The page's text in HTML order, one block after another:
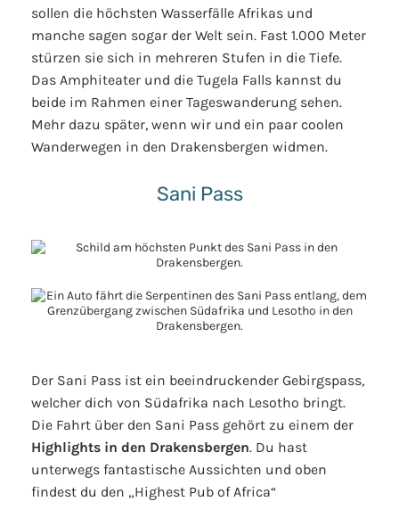
sollen die höchsten Wasserfälle Afrikas und
manche sagen sogar der Welt sein. Fast 1.000 Meter
stürzen sie sich in mehreren Stufen in die Tiefe.
Das Amphiteater und die Tugela Falls kannst du
beide im Rahmen einer Tageswanderung sehen.
Mehr dazu später, wenn wir und ein paar coolen
Wanderwegen in den Drakensbergen widmen.
Sani Pass
Der Sani Pass ist ein beeindruckender Gebirgspass,
welcher dich von Südafrika nach Lesotho bringt.
Die Fahrt über den Sani Pass gehört zu einem der
Highlights in den Drakensbergen. Du hast
unterwegs fantastische Aussichten und oben
findest du den „Highest Pub of Africa“